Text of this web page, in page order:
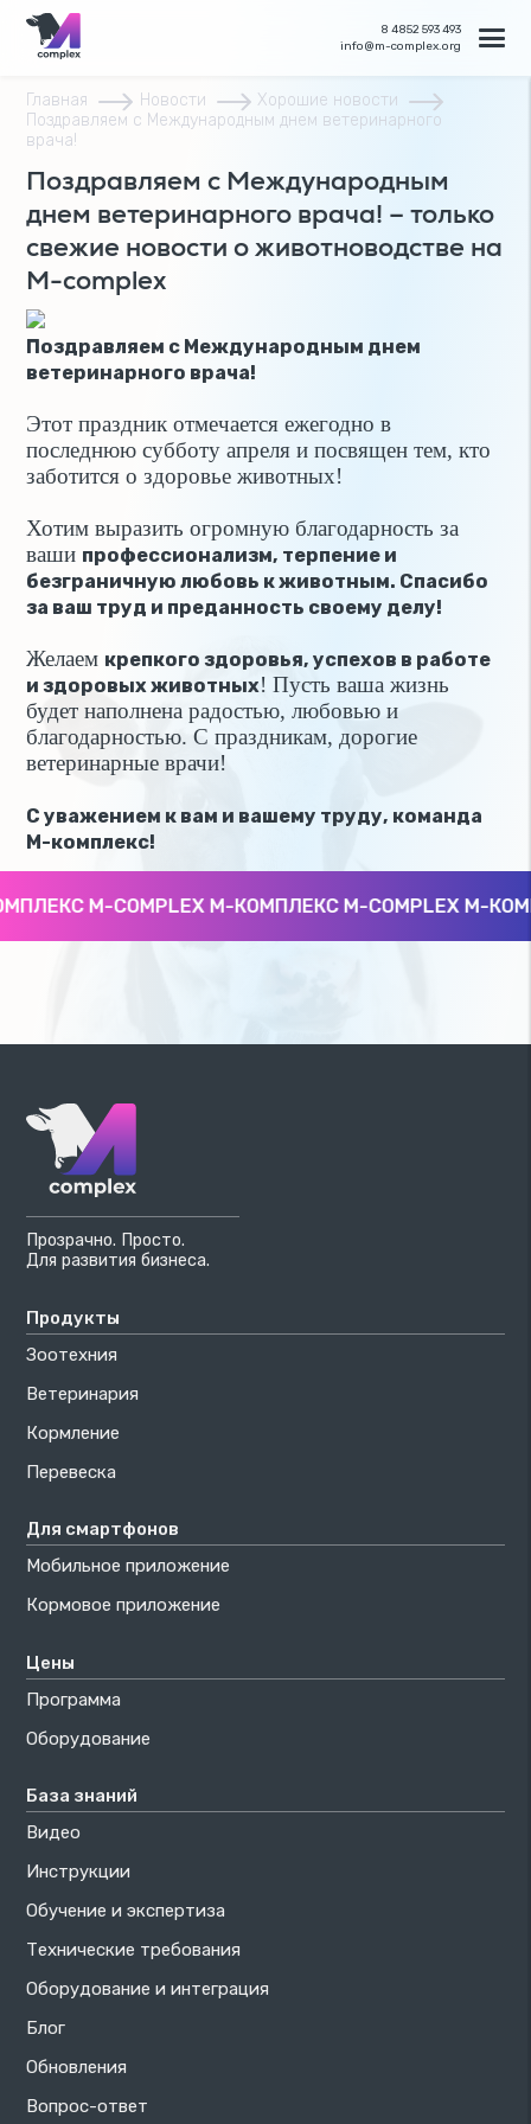
8 4852 593 493
info@m-complex.org
Главная Новости
Хорошие новости
Поздравляем с Международным днем ветеринарного
врача!
Поздравляем с Международным
днем ветеринарного врача! – только
свежие новости о животноводстве на
M-complex
Поздравляем с Международным днем
ветеринарного врача!
Этот праздник отмечается ежегодно в
последнюю субботу апреля и посвящен тем, кто
заботится о здоровье животных!
Хотим выразить огромную благодарность за
ваши профессионализм, терпение и
безграничную любовь к животным. Спасибо
за ваш труд и преданность своему делу!
Желаем крепкого здоровья, успехов в работе
и здоровых животных! Пусть ваша жизнь
будет наполнена радостью, любовью и
благодарностью. С праздникам, дорогие
ветеринарные врачи!
С уважением к вам и вашему труду, команда
М-комплекс!
M-COMPLEX М-КОМПЛЕКС M-COMPLEX М-
Прозрачно. Просто.
Для развития бизнеса.
Продукты
Зоотехния
Ветеринария
Кормление
Перевеска
Для смартфонов
Мобильное приложение
Кормовое приложение
Цены
Программа
Оборудование
База знаний
Видео
Инструкции
Обучение и экспертиза
Технические требования
Оборудование и интеграция
Блог
Обновления
Вопрос-ответ